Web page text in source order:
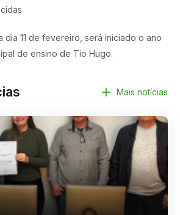
dia 11 de fevereiro, será iniciado o ano
de ensino de Tio Hugo.
Mais notícias